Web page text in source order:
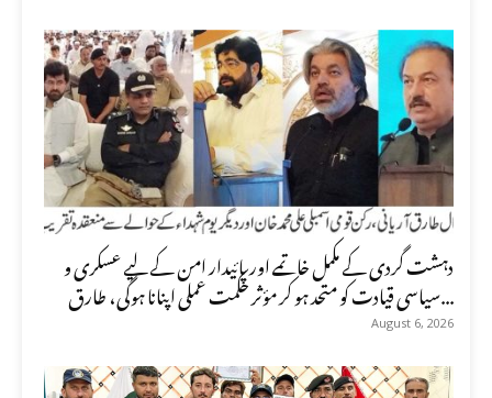
دہشت گردی کے مکمل خاتمے اور پائیدار امن کے لیے عسکری و
سیاسی قیادت کو متحد ہو کر مؤثر حکمت عملی اپنانا ہوگی، طارق...
August 6, 2026